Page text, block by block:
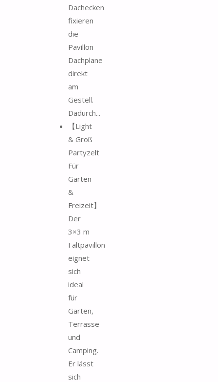
Dachecken
fixieren
die
Pavillon
Dachplane
direkt
am
Gestell.
Dadurch...
【Light
& Groß
Partyzelt
Für
Garten
&
Freizeit】
Der
3×3 m
Faltpavillon
eignet
sich
ideal
für
Garten,
Terrasse
und
Camping.
Er lässt
sich